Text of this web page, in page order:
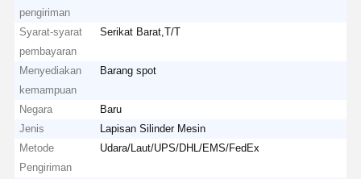
pengiriman
Syarat-syarat
pembayaran
Serikat Barat,T/T
Menyediakan
kemampuan
Barang spot
Negara
Baru
Jenis
Lapisan Silinder Mesin
Metode
Pengiriman
Udara/Laut/UPS/DHL/EMS/FedEx